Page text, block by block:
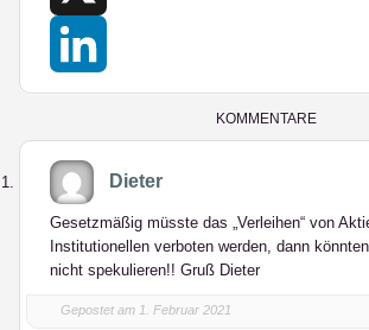
KOMMENTARE
Dieter
Gesetzmäßig müsste das „Verleihen“ von
Institutionellen verboten werden, dann
nicht spekulieren!! Gruß Dieter
Gepostet am 1. Februar 2021